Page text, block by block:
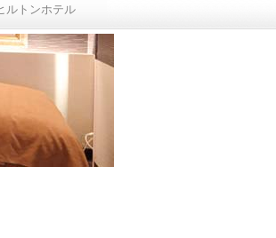
ルトンホテル